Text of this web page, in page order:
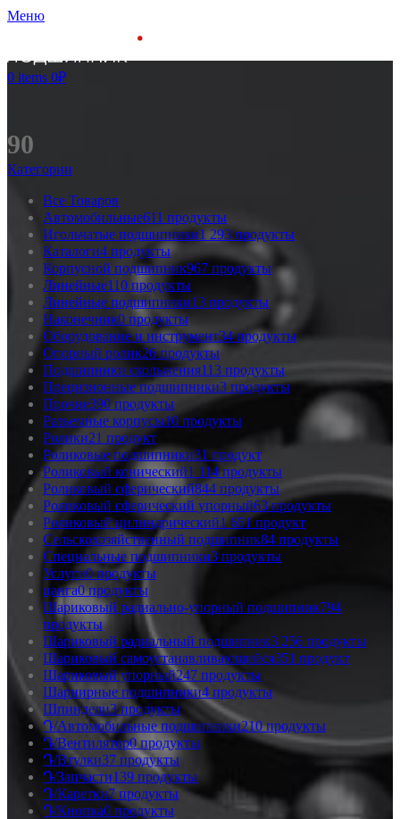
Меню
0 items 0₽
90
Категории
Все Товаров
Автомобильные611 продукты
Игольчатые подшипники1 293 продукты
Каталоги4 продукты
Корпусной подшипник967 продукты
Линейные110 продукты
Линейные подшипники13 продукты
Наконечник0 продукты
Оборудование и инструмент34 продукты
Опорный ролик26 продукты
Подшипники скольжения113 продукты
Прецизионные подшипники3 продукты
Прочие390 продукты
Разъемные корпусы10 продукты
Ролики21 продукт
Роликовые подшипники31 продукт
Роликовый конический1 114 продукты
Роликовый сферический844 продукты
Роликовый сферический упорный63 продукты
Роликовый цилиндрический1 651 продукт
Сельскохозяйственный подшипник84 продукты
Специальные подшипники3 продукты
Услуги0 продукты
цанга0 продукты
Шариковый радиально-упорный подшипник794
продукты
Шариковый радиальный подшипник3 256 продукты
Шариковый самоустанавливающийся351 продукт
Шариковый упорный247 продукты
Шарнирные подшипники4 продукты
Шпиндели3 продукты
Դ/Автомобильные подшипники210 продукты
Դ/Вентилятор0 продукты
Դ/Втулки37 продукты
Դ/Запчасти139 продукты
Դ/Каретки7 продукты
Դ/Кнопка0 продукты